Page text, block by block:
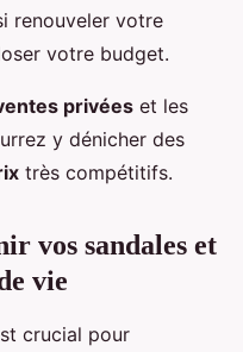
renouveler votre
votre budget.
privées et les
y dénicher des
très compétitifs.
vos sandales et
vie
crucial pour